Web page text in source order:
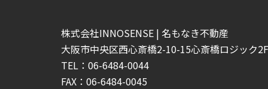
株式会社INNOSENSE | 名もなき不動産
大阪市中央区西心斎橋2-10-15心斎橋ロジック
TEL：06-6484-0044
FAX：06-6484-0045